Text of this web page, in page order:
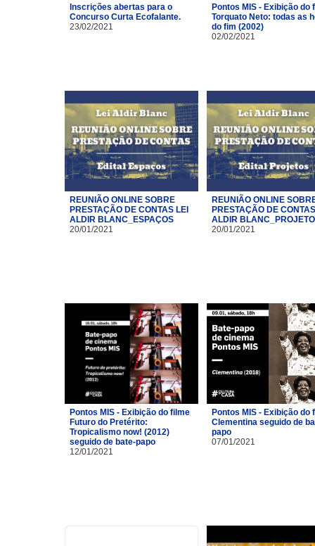
Inscrições abertas para o
Concurso Curta Ecofalante.
23/02/2021
Pontos MIS - Exibição do
Torquato Neto: todas as
do fim (2002)
02/02/2021
REUNIÃO ONLINE SOBRE
PRESTAÇÃO DE CONTAS LEI
ALDIR BLANC_ESPAÇOS
20/01/2021
REUNIÃO ONLINE
PRESTAÇÃO DE
ALDIR
20/01/2021
Pontos MIS - Exibição do filme
Futuro do Pretérito:
Tropicalismo now! (2012)
seguido de bate-papo
12/01/2021
Pontos MIS - Exibição do
Clementina seguido de
papo
07/01/2021